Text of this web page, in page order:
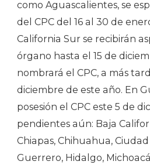
como Aguascalientes, se
del CPC del 16 al 30 de
California Sur se recibirán
órgano hasta el 15 de
nombrará el CPC, a más
diciembre de este año. En
posesión el CPC este 5 de
pendientes aún: Baja
Chiapas, Chihuahua,
Guerrero, Hidalgo,